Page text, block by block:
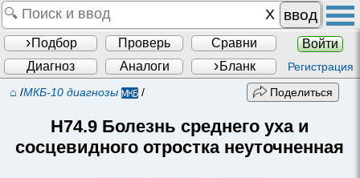
ввод
Подбор Проверь Сравни
Войти
Диагноз
Аналоги Бланк Регистрация
⌂ /МКБ-10 диагнозы / Поделиться
H74.9 Болезнь среднего уха и
сосцевидного отростка неуточненная